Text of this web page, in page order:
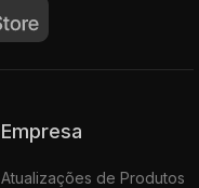
Empresa
Atualizações de Produtos